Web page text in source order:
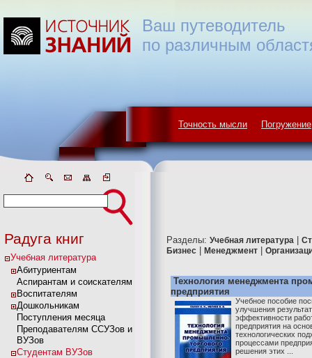
Точность мысли Погружение
Ваш путеводитель
по различным
Радуга книг
Учебная литература
Абитуриентам
Аспирантам и соискателям
Воспитателям
Дошкольникам
Поступления месяца
Преподавателям ССУЗов и
ВУЗов
Студентам ВУЗов
Разделы: Учебная литература
Бизнес
Менеджмент
Технология менеджмента
предприятия
Учебное пособие
улучшения
эффективности
предприятия на
технологических
процессами
решения этих ...